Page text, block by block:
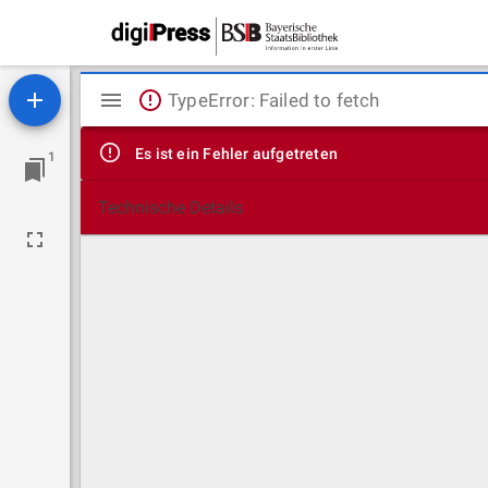
1
Mirador
Viewer
TypeError: Failed to fetch
Es ist ein Fehler aufgetreten
Technische Details